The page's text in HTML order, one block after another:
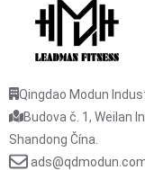
Qingdao Modun
Budova č. 1, Weilan
Shandong Čína.